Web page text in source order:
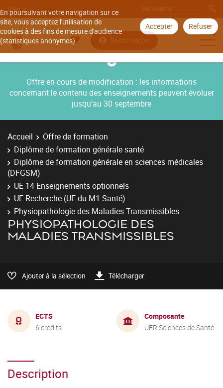
En poursuivant votre navigation sur ce
site, vous acceptez l'utilisation de
cookies à des fins de mesure d'audience
(statistiques anonymes).
Accepter Refuser
Aller à
Se connecter
Offre en cours de modification : les informations
concernant le contenu des enseignements peuvent évoluer
jusqu’au 30 septembre
Accueil
Offre de formation
Diplôme de formation générale santé
Diplôme de formation générale en sciences médicales
(DFGSM)
UE 14 Enseignements optionnels
UE Recherche (UE du M1 Santé)
Physiopathologie des Maladies Transmissibles
PHYSIOPATHOLOGIE DES
MALADIES TRANSMISSIBLES
Ajouter à la sélection Télécharger
ECTS
6 crédits
Composante
UFR Sciences de Santé
Description